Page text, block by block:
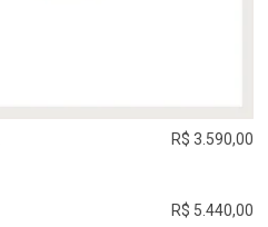
R$ 3.590,00
R$ 5.440,00